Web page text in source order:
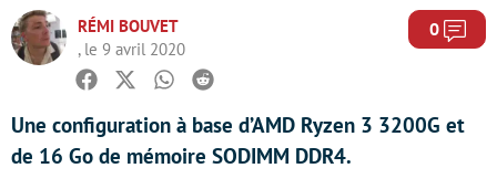
RÉMI BOUVET
, le 9 avril 2020
0
Facebook
TwitterWhatsapp
Reddit
Une configuration à base d’AMD Ryzen 3 3200G et
de 16 Go de mémoire SODIMM DDR4.